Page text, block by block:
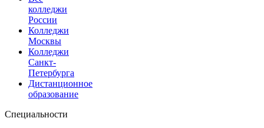
колледжи
России
Колледжи
Москвы
Колледжи
Санкт-
Петербурга
Дистанционное
образование
Специальности